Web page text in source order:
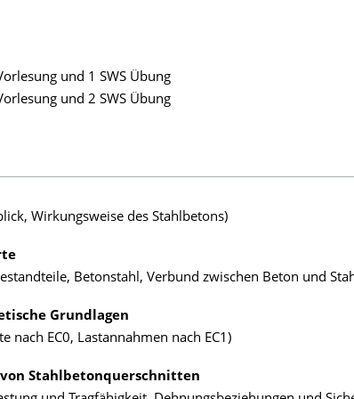
und 1 SWS Übung
und 2 SWS Übung
Wirkungsweise des Stahlbetons)
Betonstahl, Verbund zwischen Beton und
Grundlagen
nach EC0, Lastannahmen nach EC1)
von Stahlbetonquerschnitten